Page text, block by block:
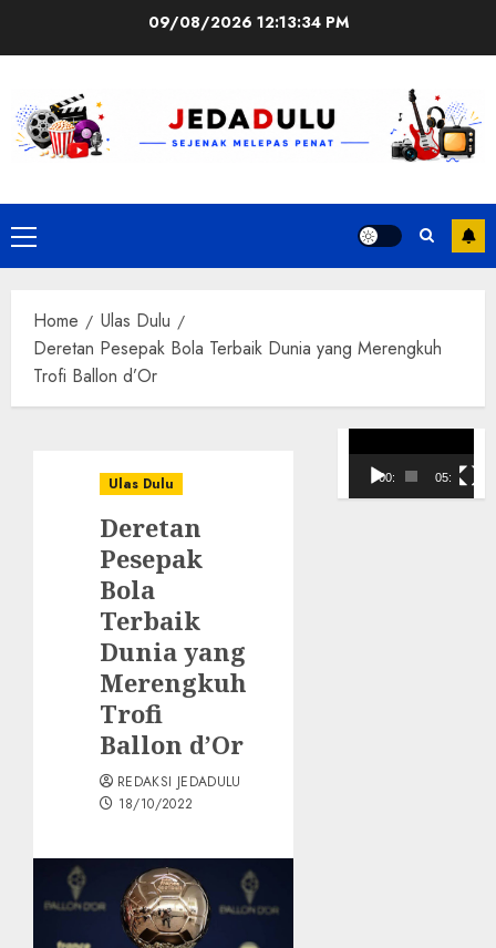
09/08/2026 12:13:34 PM
Primary
Menu
Home
Ulas Dulu
Deretan Pesepak Bola Terbaik Dunia yang Merengkuh
Trofi Ballon d’Or
Ulas Dulu
Deretan
Pesepak
Bola
Terbaik
Dunia yang
Merengkuh
Trofi
Ballon d’Or
REDAKSI JEDADULU
18/10/2022
Video
00:00 05:10